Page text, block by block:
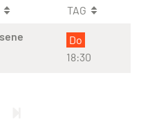
TAG
Do
18:30